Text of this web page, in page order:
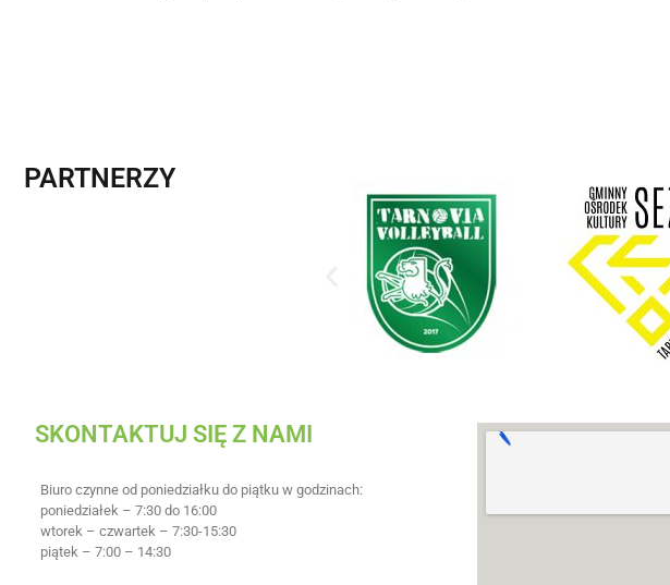
PARTNERZY
SKONTAKTUJ SIĘ Z NAMI
Biuro czynne od poniedziałku do piątku w godzinach:
poniedziałek – 7:30 do 16:00
wtorek – czwartek – 7:30-15:30
piątek – 7:00 – 14:30